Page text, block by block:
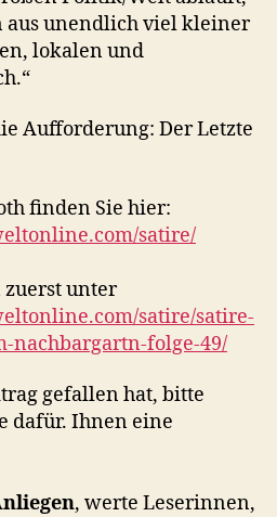
aus unendlich viel kleiner
lokalen und
Aufforderung: Der Letzte
finden Sie hier:
satire/
unter
satire/satire-
nachbargartn-folge-49/
gefallen hat, bitte
dafür. Ihnen eine
, werte Leserinnen,